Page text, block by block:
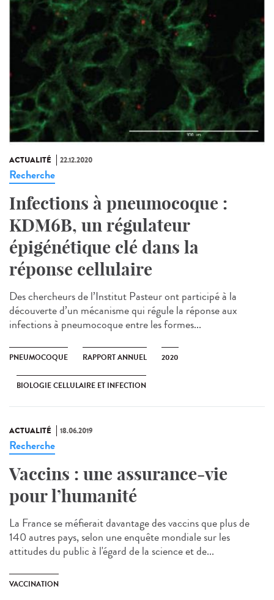
ACTUALITÉ 22.12.2020
Recherche
Infections à pneumocoque :
KDM6B, un régulateur
épigénétique clé dans la
réponse cellulaire
Des chercheurs de l’Institut Pasteur ont participé à la
découverte d’un mécanisme qui régule la réponse aux
infections à pneumocoque entre les formes...
PNEUMOCOQUE RAPPORT ANNUEL 2020
BIOLOGIE CELLULAIRE ET INFECTION
ACTUALITÉ 18.06.2019
Recherche
Vaccins : une assurance-vie
pour l’humanité
La France se méfierait davantage des vaccins que plus de
140 autres pays, selon une enquête mondiale sur les
attitudes du public à l'égard de la science et de...
VACCINATION